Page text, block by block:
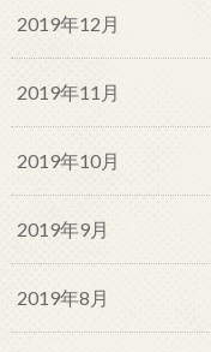
2019年12月
2019年11月
2019年10月
2019年9月
2019年8月